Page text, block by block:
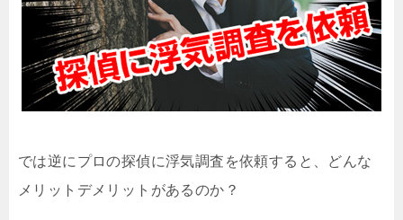
では逆にプロの探偵に浮気調査を依頼すると、どんな
メリットデメリットがあるのか？